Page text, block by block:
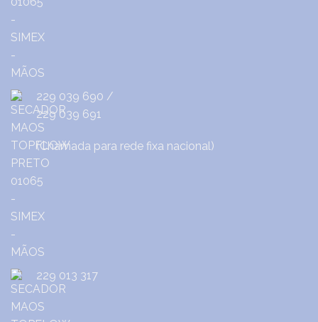
229 039 690 /
229 039 691
(Chamada para rede fixa nacional)
229 013 317